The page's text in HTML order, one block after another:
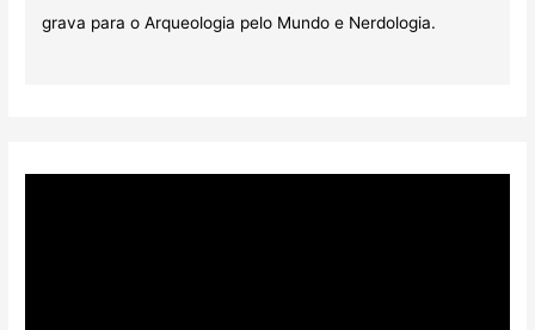
grava para o Arqueologia pelo Mundo e Nerdologia.